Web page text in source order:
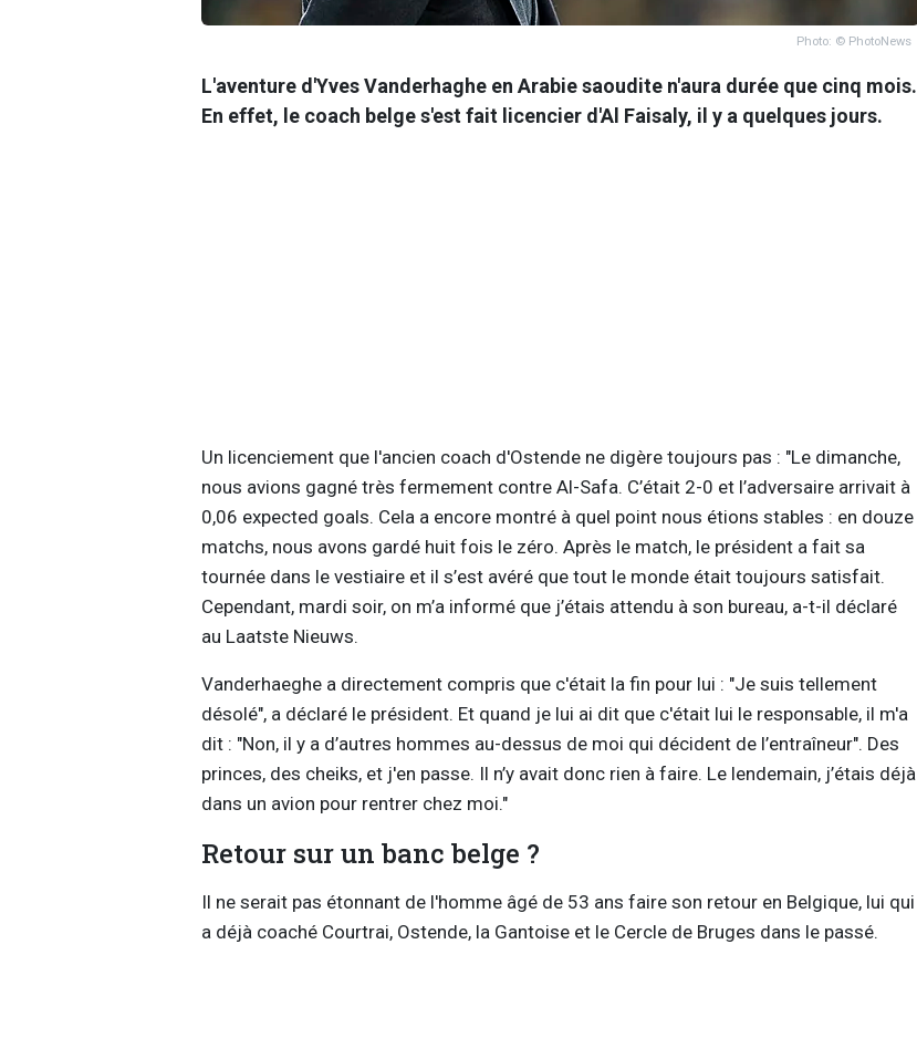
Photo: © PhotoNews
L'aventure d'Yves Vanderhaghe en Arabie saoudite n'aura durée que cinq mois.
En effet, le coach belge s'est fait licencier d'Al Faisaly, il y a quelques jours.
Un licenciement que l'ancien coach d'Ostende ne digère toujours pas : "Le dimanche,
nous avions gagné très fermement contre Al-Safa. C’était 2-0 et l’adversaire arrivait à
0,06 expected goals. Cela a encore montré à quel point nous étions stables : en douze
matchs, nous avons gardé huit fois le zéro. Après le match, le président a fait sa
tournée dans le vestiaire et il s’est avéré que tout le monde était toujours satisfait.
Cependant, mardi soir, on m’a informé que j’étais attendu à son bureau, a-t-il déclaré
au Laatste Nieuws.
Vanderhaeghe a directement compris que c'était la fin pour lui : "Je suis tellement
désolé", a déclaré le président. Et quand je lui ai dit que c'était lui le responsable, il m'a
dit : "Non, il y a d’autres hommes au-dessus de moi qui décident de l’entraîneur". Des
princes, des cheiks, et j'en passe. Il n’y avait donc rien à faire. Le lendemain, j’étais déjà
dans un avion pour rentrer chez moi."
Retour sur un banc belge ?
Il ne serait pas étonnant de l'homme âgé de 53 ans faire son retour en Belgique, lui qui
a déjà coaché Courtrai, Ostende, la Gantoise et le Cercle de Bruges dans le passé.